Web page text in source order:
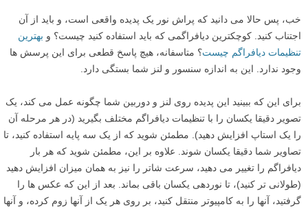
خب، پس حالا می دانید که پراش نور یک پدیده واقعی است، و باید از آن
اجتناب کنید. کوچکترین دیافراگمی که باید استفاده کنید چیست؟ و بهترین
تنظیمات دیافراگم چیست؟ متاسفانه، هیچ پاسخ قطعی برای این پرسش ها
وجود ندارد. این به اندازه سنسور و لنز شما بستگی دارد.
برای این که ببینید این پدیده روی لنز و دوربین شما چگونه عمل می کند، یک
تصویر دقیقا یکسان را با تنظیمات دیافراگم مختلف بگیرید (در هر مرحله آن
را یک استاپ افزایش دهید). مطمئن شوید که از یک سه پایه استفاده کنید، تا
تصاویر شما دقیقا یکسان شوند. علاوه بر این، مطمئن شوید که هر بار
دیافراگم را تغییر می دهید، سرعت شاتر را نیز به همان میزان افزایش دهید
(طولانی تر کنید)، تا نوردهی یکسان باقی بماند. بعد از این که عکس ها را
گرفتید، آنها را به کامپیوتر منتقل کنید، بر روی هر یک از آنها زوم کرده، و آنها